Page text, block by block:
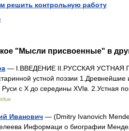
решить контрольную работу
"Мысли присвоенные" в
— I.ВВЕДЕНИЕ II.РУССКАЯ УСТНАЯ
устной поэзии 1.Древнейшие
Руси с X до середины XVIв. 2.Устная
Иванович — (Dmitry Ivanovich
Информаци о биографии